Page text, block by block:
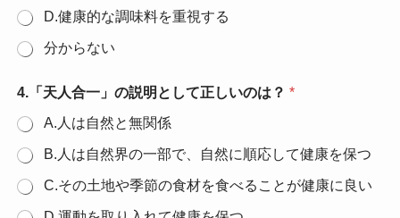
D.健康的な調味料を重視する
分からない
4.「天人合一」の説明として正しいのは？ *
A.人は自然と無関係
B.人は自然界の一部で、自然に順応して健康を保つ
C.その土地や季節の食材を食べることが健康に良い